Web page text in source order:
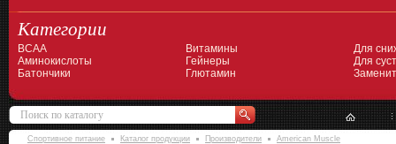
Категории
BCAA
Аминокислоты
Батончики
Витамины
Гейнеры
Глютамин
Для
Для
Спортивное питание Каталог продукции Производители American Muscle